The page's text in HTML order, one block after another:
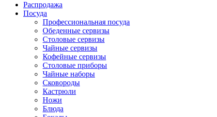
Распродажа
Посуда
Профессиональная посуда
Обеденные сервизы
Столовые сервизы
Чайные сервизы
Кофейные сервизы
Столовые приборы
Чайные наборы
Сковороды
Кастрюли
Ножи
Блюда